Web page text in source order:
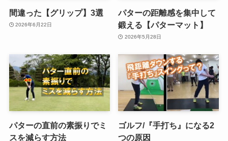
間違った【グリップ】3選
2026年6月22日
パターの距離感を集中して
鍛える【パターマット】
2026年5月28日
パターの直前の素振りでミ
スを減らす方法
ゴルフ/『手打ち』になる2
つの原因